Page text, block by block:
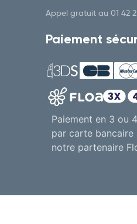
Appel gratuit au 01 42
Paiement
Paiement en 3 ou
par carte bancaire
notre partenaire